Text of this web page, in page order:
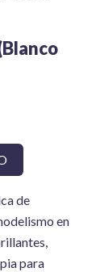
de
en
para